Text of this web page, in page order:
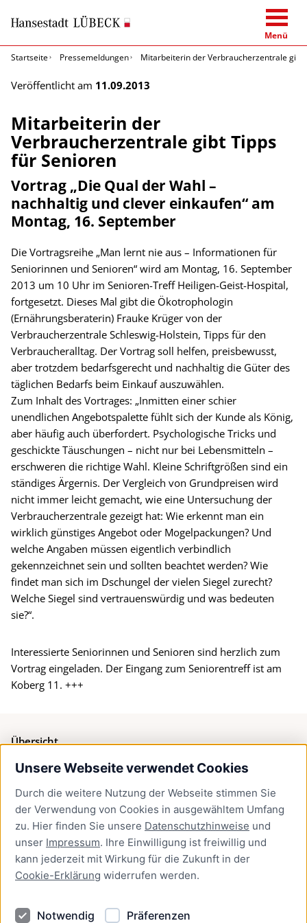
Unsere Webseite verwendet Cookies
Durch die weitere Nutzung der Webseite stimmen Sie
der Verwendung von Cookies in ausgewähltem Umfang
zu. Hier finden Sie unsere Datenschutzhinweise und
unser Impressum. Ihre Einwilligung ist freiwillig und
kann jederzeit mit Wirkung für die Zukunft in der
Cookie-Erklärung widerrufen werden.
Notwendig Präferenzen
Menü
Startseite
Pressemeldungen Mitarbeiterin der Verbraucherzentrale gibt
Veröffentlicht am 11.09.2013
Mitarbeiterin der
Verbraucherzentrale gibt Tipps
für Senioren
Vortrag „Die Qual der Wahl –
nachhaltig und clever einkaufen“ am
Montag, 16. September
Die Vortragsreihe „Man lernt nie aus – Informationen für
Seniorinnen und Senioren“ wird am Montag, 16. September
2013 um 10 Uhr im Senioren-Treff Heiligen-Geist-Hospital,
fortgesetzt. Dieses Mal gibt die Ökotrophologin
(Ernährungsberaterin) Frauke Krüger von der
Verbraucherzentrale Schleswig-Holstein, Tipps für den
Verbraucheralltag. Der Vortrag soll helfen, preisbewusst,
aber trotzdem bedarfsgerecht und nachhaltig die Güter des
täglichen Bedarfs beim Einkauf auszuwählen.
Zum Inhalt des Vortrages: „Inmitten einer schier
unendlichen Angebotspalette fühlt sich der Kunde als König,
aber häufig auch überfordert. Psychologische Tricks und
geschickte Täuschungen – nicht nur bei Lebensmitteln –
erschweren die richtige Wahl. Kleine Schriftgrößen sind ein
ständiges Ärgernis. Der Vergleich von Grundpreisen wird
nicht immer leicht gemacht, wie eine Untersuchung der
Verbraucherzentrale gezeigt hat: Wie erkennt man ein
wirklich günstiges Angebot oder Mogelpackungen? Und
welche Angaben müssen eigentlich verbindlich
gekennzeichnet sein und sollten beachtet werden? Wie
findet man sich im Dschungel der vielen Siegel zurecht?
Welche Siegel sind vertrauenswürdig und was bedeuten
sie?“.
Interessierte Seniorinnen und Senioren sind herzlich zum
Vortrag eingeladen. Der Eingang zum Seniorentreff ist am
Koberg 11. +++
Übersicht
Bürgerservice
Presse
Newsletter Lübeck:kompakt
Kontakt
Kontakt
Datenschutzhinweise